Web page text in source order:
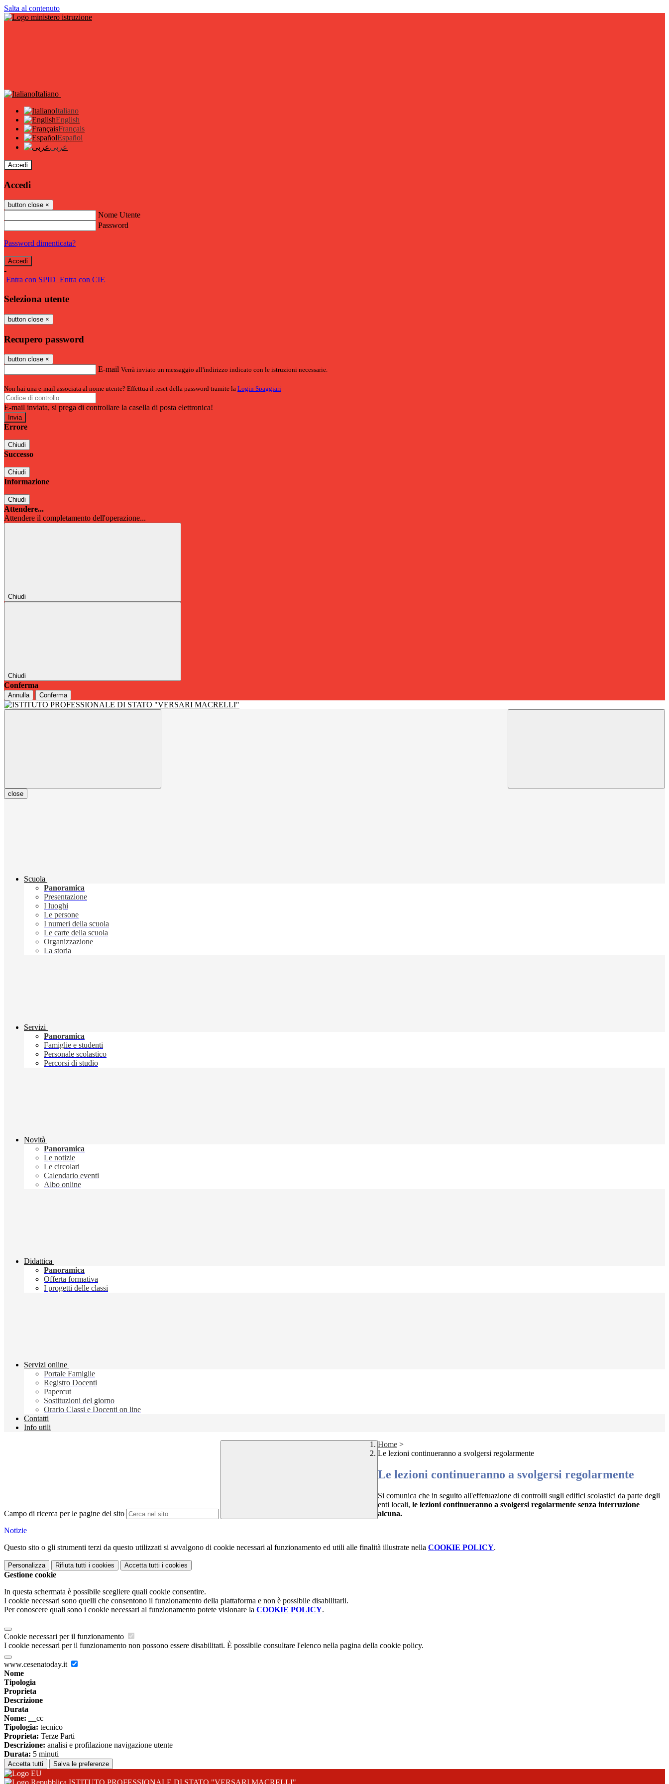
Salta al contenuto
Italiano
Italiano
English
Français
Español
عربى
Accedi
Accedi
button close ×
Nome Utente
Password
Password dimenticata?
-
Entra con SPID Entra con CIE
Seleziona utente
button close ×
Recupero password
button close ×
E-mail Verrà inviato un messaggio all'indirizzo indicato con le istruzioni necessarie.
Non hai una e-mail associata al nome utente? Effettua il reset della password tramite la Login Spaggiari
E-mail inviata, si prega di controllare la casella di posta elettronica!
Errore
Chiudi
Successo
Chiudi
Informazione
Chiudi
Attendere...
Attendere il completamento dell'operazione...
Chiudi
Chiudi
Conferma
Annulla Conferma
close
Scuola
Panoramica
Presentazione
I luoghi
Le persone
I numeri della scuola
Le carte della scuola
Organizzazione
La storia
Servizi
Panoramica
Famiglie e studenti
Personale scolastico
Percorsi di studio
Novità
Panoramica
Le notizie
Le circolari
Calendario eventi
Albo online
Didattica
Panoramica
Offerta formativa
I progetti delle classi
Servizi online
Portale Famiglie
Registro Docenti
Papercut
Sostituzioni del giorno
Orario Classi e Docenti on line
Contatti
Info utili
Campo di ricerca per le pagine del sito
Home >
Le lezioni continueranno a svolgersi regolarmente
Le lezioni continueranno a svolgersi regolarmente
Si comunica che in seguito all'effetuazione di controlli sugli edifici scolastici da parte degli
enti locali, le lezioni continueranno a svolgersi regolarmente senza interruzione
alcuna.
Notizie
Questo sito o gli strumenti terzi da questo utilizzati si avvalgono di cookie necessari al funzionamento ed utili alle finalità illustrate nella COOKIE POLICY.
Personalizza Rifiuta tutti i cookies Accetta tutti i cookies
Gestione cookie
In questa schermata è possibile scegliere quali cookie consentire.
I cookie necessari sono quelli che consentono il funzionamento della piattaforma e non è possibile disabilitarli.
Per conoscere quali sono i cookie necessari al funzionamento potete visionare la COOKIE POLICY.
Cookie necessari per il funzionamento
I cookie necessari per il funzionamento non possono essere disabilitati. È possibile consultare l'elenco nella pagina della cookie policy.
www.cesenatoday.it
Nome
Tipologia
Proprieta
Descrizione
Durata
Nome: __cc
Tipologia: tecnico
Proprieta: Terze Parti
Descrizione: analisi e profilazione navigazione utente
Durata: 5 minuti
Accetta tutti Salva le preferenze